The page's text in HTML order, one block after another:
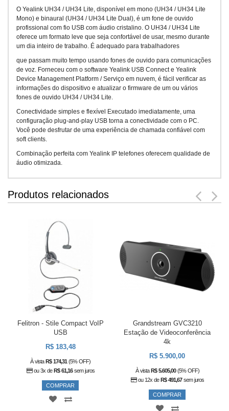
O Yealink UH34 / UH34 Lite, disponível em mono (UH34 / UH34 Lite
Mono) e binaural (UH34 / UH34 Lite Dual), é um fone de ouvido
profissional com fio USB com áudio cristalino. O UH34 / UH34 Lite
oferece um formato leve que seja confortável de usar, mesmo durante
um dia inteiro de trabalho. É adequado para trabalhadores
que passam muito tempo usando fones de ouvido para comunicações
de voz. Forneceu com o software Yealink USB Connect e Yealink
Device Management Platform / Serviço em nuvem, é fácil verificar as
informações do dispositivo e atualizar o firmware de um ou vários
fones de ouvido UH34 / UH34 Lite.
Conectividade simples e flexível Executado imediatamente, uma
configuração plug-and-play USB torna a conectividade com o PC.
Você pode desfrutar de uma experiência de chamada confiável com
soft clients.
Combinação perfeita com Yealink IP telefones oferecem qualidade de
áudio otimizada.
Produtos relacionados
Felitron - Stile Compact VoIP
USB
R$ 183,48
À vistaR$ 174,31 (5% OFF)
ou 3x deR$ 61,16sem juros
COMPRAR
Grandstream GVC3210
Estação de Videoconferência
4k
R$ 5.900,00
À vistaR$ 5.605,00(5% OFF)
ou 12x deR$ 491,67sem juros
COMPRAR